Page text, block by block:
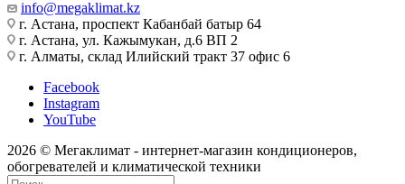
info@megaklimat.kz
г. Астана, проспект Кабанбай батыр 64
г. Астана, ул. Кажымукан, д.6 ВП 2
г. Алматы, склад Илийский тракт 37 офис 6
Facebook
Instagram
YouTube
2026 © Мегаклимат - интернет-магазин кондиционеров,
обогревателей и климатической техники